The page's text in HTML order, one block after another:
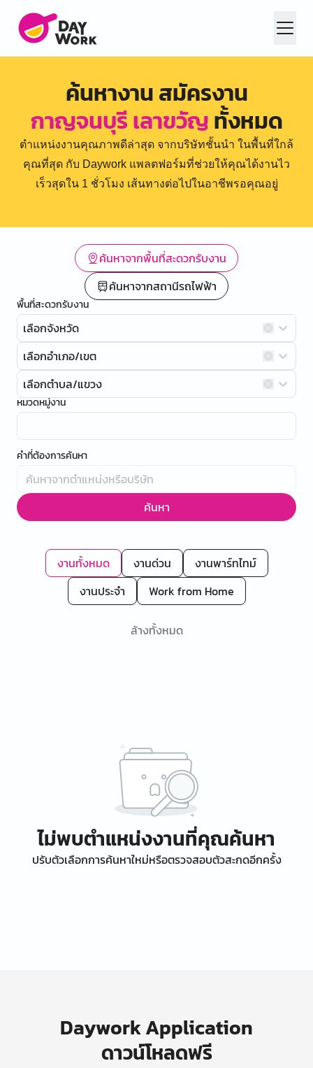
ค้นหางาน สมัครงาน
กาญจนบุรี เลาขวัญทั้งหมด
ตำแหน่งงานคุณภาพดีล่าสุด จากบริษัทชั้นนำ ในพื้นที่ใกล้
คุณที่สุด กับ Daywork แพลตฟอร์มที่ช่วยให้คุณได้งานไว
เร็วสุดใน 1 ชั่วโมง เส้นทางต่อไปในอาชีพรอคุณอยู่
ค้นหาจากพื้นที่สะดวกรับงาน
ค้นหาจากสถานีรถไฟฟ้า
พื้นที่สะดวกรับงาน
เลือกจังหวัด
เลือกอำเภอ/เขต
เลือกตำบล/แขวง
หมวดหมู่งาน
คำที่ต้องการค้นหา
ค้นหา
งานทั้งหมด งานด่วน
งานพาร์ทไทม์
งานประจำ
Work from Home
ล้างทั้งหมด
ไม่พบตำแหน่งงานที่คุณค้นหา
ปรับตัวเลือกการค้นหาใหม่หรือตรวจสอบตัวสะกดอีกครั้ง
Daywork Application
ดาวน์โหลดฟรี